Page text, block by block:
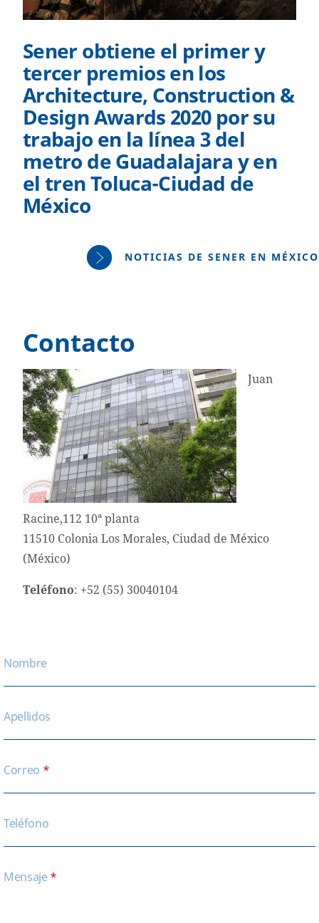
Sener obtiene el primer y
tercer premios en los
Architecture, Construction &
Design Awards 2020 por su
trabajo en la línea 3 del
metro de Guadalajara y en
el tren Toluca-Ciudad de
México
NOTICIAS DE SENER EN MÉXICO
Contacto
Juan
Racine,112 10ª planta
11510 Colonia Los Morales, Ciudad de México
(México)
Teléfono: +52 (55) 30040104
Nombre
Apellidos
Correo *
Teléfono
Mensaje*